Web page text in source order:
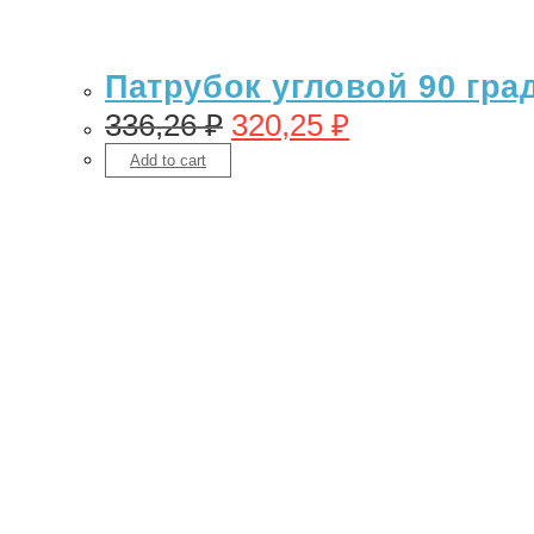
Патрубок угловой 90
336,26₽ 320,25 ₽
Add to cart